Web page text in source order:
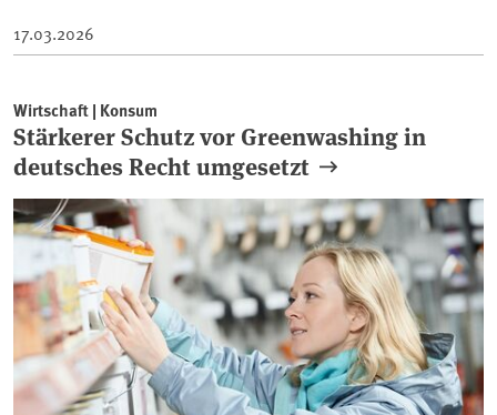
17.03.2026
Wirtschaft | Konsum
Stärkerer Schutz vor Greenwashing in
deutsches Recht umgesetzt